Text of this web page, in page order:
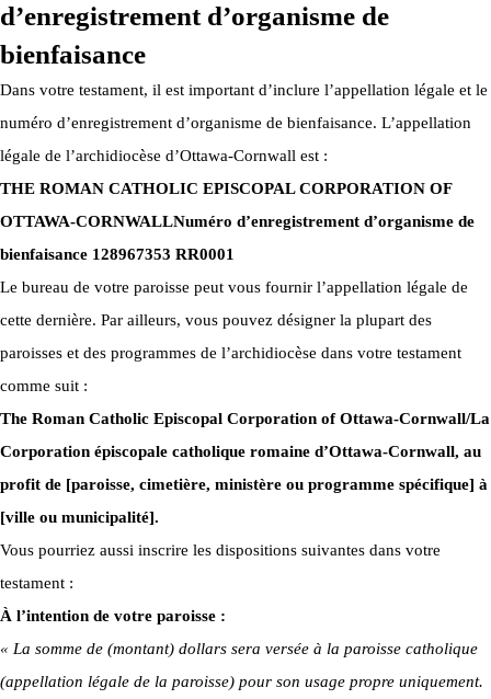
d’enregistrement d’organisme de
bienfaisance
Dans votre testament, il est important d’inclure l’appellation légale et le
numéro d’enregistrement d’organisme de bienfaisance. L’appellation
légale de l’archidiocèse d’Ottawa-Cornwall est :
THE ROMAN CATHOLIC EPISCOPAL CORPORATION OF
OTTAWA-CORNWALLNuméro d’enregistrement d’organisme de
bienfaisance 128967353 RR0001
Le bureau de votre paroisse peut vous fournir l’appellation légale de
cette dernière. Par ailleurs, vous pouvez désigner la plupart des
paroisses et des programmes de l’archidiocèse dans votre testament
comme suit :
The Roman Catholic Episcopal Corporation of Ottawa-Cornwall/La
Corporation épiscopale catholique romaine d’Ottawa-Cornwall, au
profit de [paroisse, cimetière, ministère ou programme spécifique] à
[ville ou municipalité].
Vous pourriez aussi inscrire les dispositions suivantes dans votre
testament :
À l’intention de votre paroisse :
« La somme de (montant) dollars sera versée à la paroisse catholique
(appellation légale de la paroisse) pour son usage propre uniquement.